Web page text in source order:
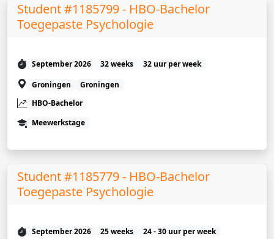
Student #1185799 - HBO-Bachelor
Toegepaste Psychologie
September 2026 32 weeks
32 uur per week
Groningen
Groningen
HBO-Bachelor
Meewerkstage
Student #1185779 - HBO-Bachelor
Toegepaste Psychologie
September 2026 25 weeks
24 - 30 uur per week